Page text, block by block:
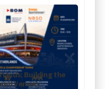
Building the
Venues